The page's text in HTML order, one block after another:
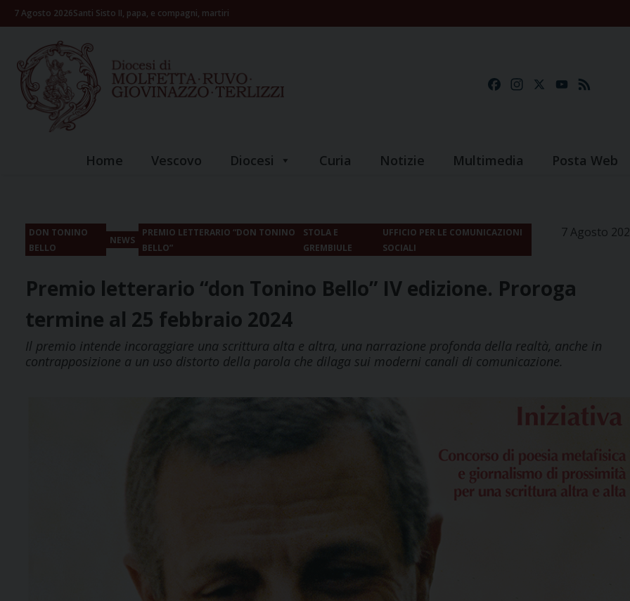
Skip7 Agosto 2026Santi Sisto II, papa, e compagni, martiri
FacebookInstagramYouTube
Home Vescovo Diocesi Curia Notizie Multimedia Posta Web
DON TONINO
BELLO
NEWS
PREMIO LETTERARIO “DON TONINO
BELLO”
STOLA E
GREMBIULE
UFFICIO PER LE COMUNICAZIONI
SOCIALI
7 Agosto
Premio letterario “don Tonino Bello” IV edizione. Proroga
termine al 25 febbraio 2024
Il premio intende incoraggiare una scrittura alta e altra, una narrazione profonda della realtà, anche in
contrapposizione a un uso distorto della parola che dilaga sui moderni canali di comunicazione.